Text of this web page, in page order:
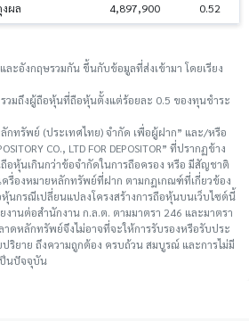
ผล 4,897,900 0.52
ะอังกฤษรวมกัน ขึ้นกับข้อมูลที่ส่งเข้ามา โดยเรียง
วมถึงผู้ถือหุ้นที่ถือหุ้นตั้งแต่ร้อยละ 0.5 ของทุนชําระ
ทรัพย์ (ประเทศไทย) จำกัด เพื่อผู้ฝาก” และ/หรือ
CO., LTD FOR DEPOSITOR” ที่ปรากฏข้าง
อหุ้นเกินกว่าข้อจำกัดในการถือครอง หรือ มีสัญชาติ
รื่องหมายหลักทรัพย์ที่ฝาก ตามกฎเกณฑ์ที่เกี่ยวข้อง
นกรณีเปลี่ยนแปลงโครงสร้างการถือหุ้นบนเว็บไซต์นี้
านต่อสำนักงาน ก.ล.ต. ตามมาตรา 246 และมาตรา
าดหลักทรัพย์จึงไม่อาจที่จะให้การรับรองหรือรับประ
ริยาย ถึงความถูกต้อง ครบถ้วน สมบูรณ์ และการไม่มี
ป็นปัจจุบัน